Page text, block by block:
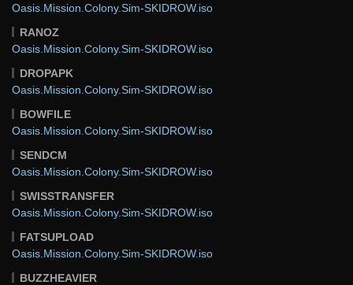
Oasis.Mission.Colony.Sim-SKIDROW.iso
RANOZ
Oasis.Mission.Colony.Sim-SKIDROW.iso
DROPAPK
Oasis.Mission.Colony.Sim-SKIDROW.iso
BOWFILE
Oasis.Mission.Colony.Sim-SKIDROW.iso
SENDCM
Oasis.Mission.Colony.Sim-SKIDROW.iso
SWISSTRANSFER
Oasis.Mission.Colony.Sim-SKIDROW.iso
FATSUPLOAD
Oasis.Mission.Colony.Sim-SKIDROW.iso
BUZZHEAVIER